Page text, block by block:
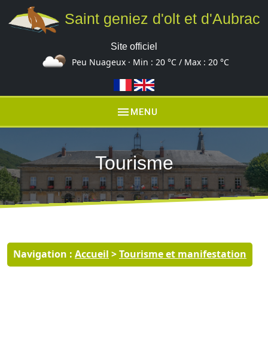
Saint geniez d'olt et d'Aubrac
Site officiel
Peu Nuageux · Min : 20 °C/ Max : 20 °C
menu MENU
Tourisme
Navigation : Accueil >Tourisme et manifestation